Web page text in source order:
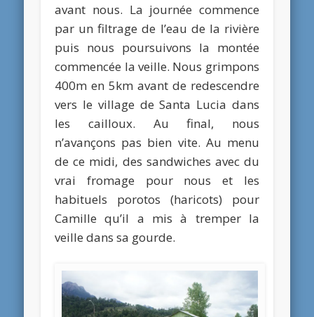
avant nous. La journée commence
par un filtrage de l’eau de la rivière
puis nous poursuivons la montée
commencée la veille. Nous grimpons
400m en 5km avant de redescendre
vers le village de Santa Lucia dans
les cailloux. Au final, nous
n’avançons pas bien vite. Au menu
de ce midi, des sandwiches avec du
vrai fromage pour nous et les
habituels porotos (haricots) pour
Camille qu’il a mis à tremper la
veille dans sa gourde.